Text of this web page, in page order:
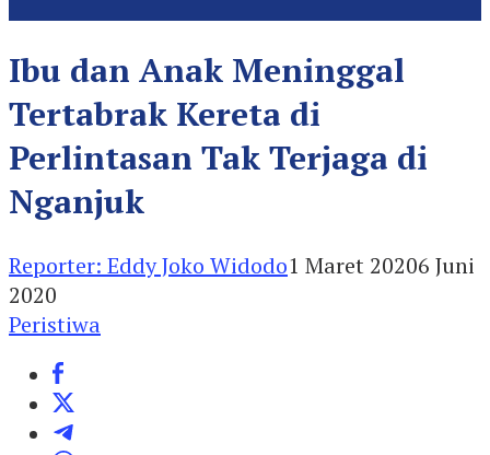
Ibu dan Anak Meninggal
Tertabrak Kereta di
Perlintasan Tak Terjaga di
Nganjuk
Reporter: Eddy Joko Widodo1 Maret 20206 Juni
2020
Peristiwa